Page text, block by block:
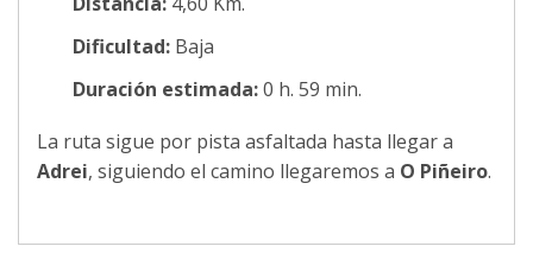
Dificultad: Baja
Duración estimada:0 h. 59 min.
La ruta sigue por pista asfaltada hasta llegar a
Adrei, siguiendo el camino llegaremos a O Piñeiro.